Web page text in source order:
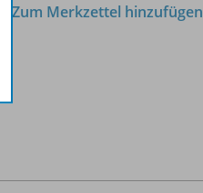
Zum Merkzettel hinzufügen